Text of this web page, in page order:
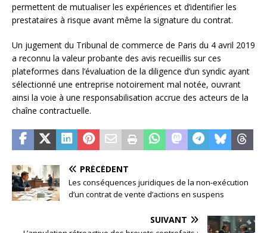
permettent de mutualiser les expériences et d’identifier les
prestataires à risque avant même la signature du contrat.
Un jugement du Tribunal de commerce de Paris du 4 avril 2019
a reconnu la valeur probante des avis recueillis sur ces
plateformes dans l’évaluation de la diligence d’un syndic ayant
sélectionné une entreprise notoirement mal notée, ouvrant
ainsi la voie à une responsabilisation accrue des acteurs de la
chaîne contractuelle.
PRÉCÉDENT
Les conséquences juridiques de la non-exécution
d’un contrat de vente d’actions en suspens
SUIVANT